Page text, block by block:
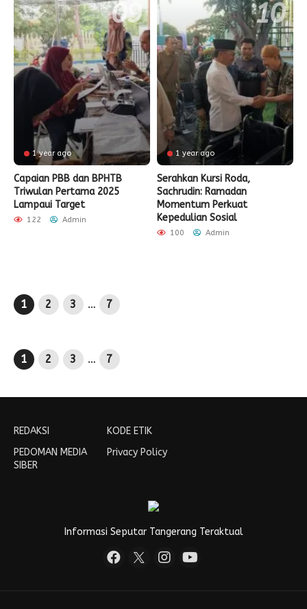
1 year ago
Capaian PBB dan BPHTB
Triwulan Pertama 2025
Lampaui Target
122 Admin
1 year ago
Serahkan Kursi Roda,
Sachrudin: Ramadan
Momentum Perkuat
Kepedulian Sosial
100 Admin
1 2 3 … 7
1 2 3 … 7
REDAKSI
PEDOMAN MEDIA
SIBER
KODE ETIK
Privacy Policy
Informasi Seputar Tangerang Teraktual